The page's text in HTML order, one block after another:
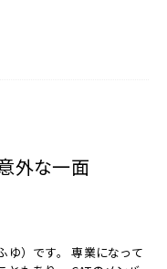
外な一面
ゆ）です。 専業になって